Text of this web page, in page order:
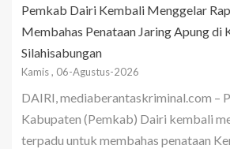
Pemkab Dairi Kembali Menggelar
Membahas Penataan Jaring Apung di
Silahisabungan
Kamis , 06-Agustus-2026
DAIRI, mediaberantaskriminal.com –
Kabupaten (Pemkab) Dairi kembali
terpadu untuk membahas penataan